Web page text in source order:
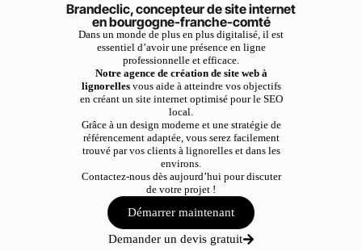
Brandeclic, concepteur de site internet
en bourgogne-franche-comté
Dans un monde de plus en plus digitalisé, il est
essentiel d’avoir une présence en ligne
professionnelle et efficace.
Notre agence de création de site web à
lignorellesvous aide à atteindre vos objectifs
en créant un site internet optimisé pour le SEO
local.
Grâce à un design moderne et une stratégie de
référencement adaptée, vous serez facilement
trouvé par vos clients à lignorelles et dans les
environs.
Contactez-nous dès aujourd’hui pour discuter
de votre projet !
Démarrer maintenant
Demander un devis gratuit